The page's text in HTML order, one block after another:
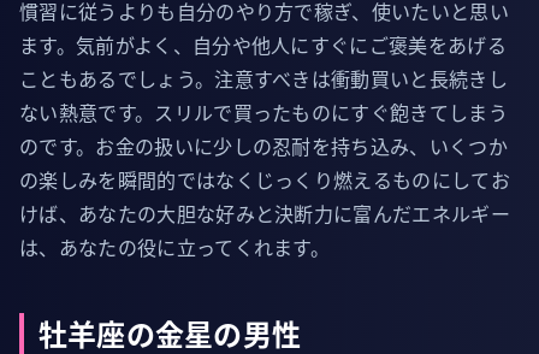
慣習に従うよりも自分のやり方で稼ぎ、使いたいと思い
ます。気前がよく、自分や他人にすぐにご褒美をあげる
こともあるでしょう。注意すべきは衝動買いと長続きし
ない熱意です。スリルで買ったものにすぐ飽きてしまう
のです。お金の扱いに少しの忍耐を持ち込み、いくつか
の楽しみを瞬間的ではなくじっくり燃えるものにしてお
けば、あなたの大胆な好みと決断力に富んだエネルギー
は、あなたの役に立ってくれます。
牡羊座の金星の男性